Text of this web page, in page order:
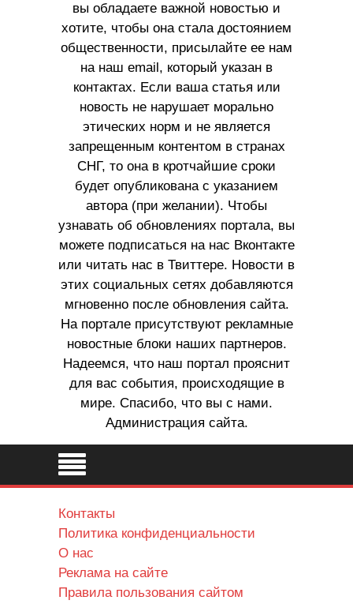
вы обладаете важной новостью и
хотите, чтобы она стала достоянием
общественности, присылайте ее нам
на наш email, который указан в
контактах. Если ваша статья или
новость не нарушает морально
этических норм и не является
запрещенным контентом в странах
СНГ, то она в кротчайшие сроки
будет опубликована с указанием
автора (при желании). Чтобы
узнавать об обновлениях портала, вы
можете подписаться на нас Вконтакте
или читать нас в Твиттере. Новости в
этих социальных сетях добавляются
мгновенно после обновления сайта.
На портале присутствуют рекламные
новостные блоки наших партнеров.
Надеемся, что наш портал прояснит
для вас события, происходящие в
мире. Спасибо, что вы с нами.
Администрация сайта.
Контакты
Политика конфиденциальности
О нас
Реклама на сайте
Правила пользования сайтом